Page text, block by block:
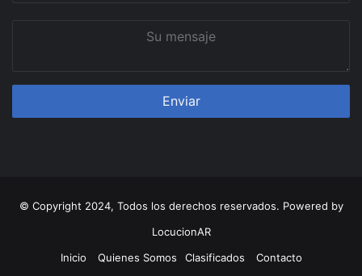
© Copyright 2024, Todos los derechos reservados. Powered by
LocucionAR
Inicio
Quienes Somos Clasificados Contacto